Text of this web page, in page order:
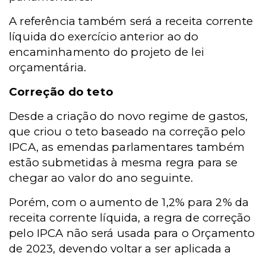
A referência também será a receita corrente
líquida do exercício anterior ao do
encaminhamento do projeto de lei
orçamentária.
Correção do teto
Desde a criação do novo regime de gastos,
que criou o teto baseado na correção pelo
IPCA, as emendas parlamentares também
estão submetidas à mesma regra para se
chegar ao valor do ano seguinte.
Porém, com o aumento de 1,2% para 2% da
receita corrente líquida, a regra de correção
pelo IPCA não será usada para o Orçamento
de 2023, devendo voltar a ser aplicada a